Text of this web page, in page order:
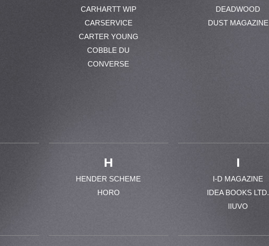
CARHARTT WIP
CARSERVICE
CARTER YOUNG
COBBLE DU
CONVERSE
DEADWOOD
DUST MAGAZINE
H
HENDER SCHEME
HORO
I
I-D MAGAZINE
IDEA BOOKS LTD.
IIUVO